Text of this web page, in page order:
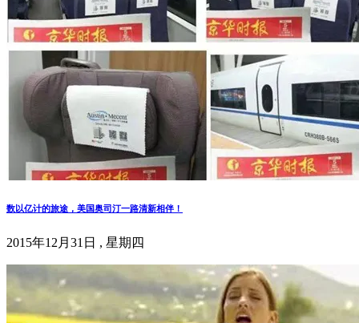
数以亿计的旅途，美国奥司汀一路清新相伴！
2015年12月31日 , 星期四